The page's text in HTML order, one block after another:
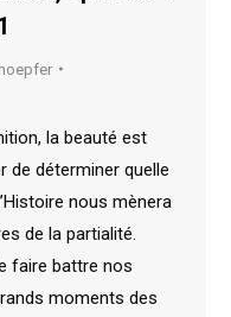
la beauté est
de déterminer quelle
nous mènera
de la partialité.
faire battre nos
moments des